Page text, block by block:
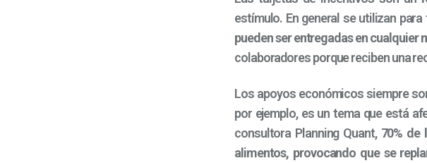
estímulo. En general se utilizan
pueden ser entregadas en cualquier
colaboradores porque reciben una
Los apoyos económicos siempre
por ejemplo, es un tema que está
consultora Planning Quant, 70% de
alimentos, provocando que se